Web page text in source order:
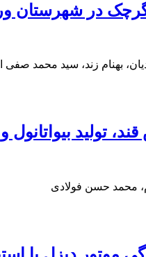
در شهرستان
بهنام زند، سید محمد صفی
تولید بیواتانول
محمد حسن فولادی